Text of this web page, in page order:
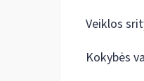
Veiklos
Kokybės